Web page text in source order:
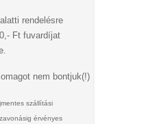
rendelésre
Ft fuvardíjat
nem bontjuk(!)
szállítási
érvényes